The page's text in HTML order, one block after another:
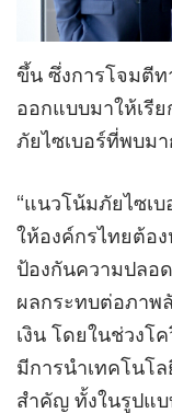
ขึ้น ซึ่งการโจมตีท
ออกแบบมาให้เรี
ภัยไซเบอร์ที่พบม
“แนวโน้มภัยไซเ
ให้องค์กรไทยต้อ
ป้องกันความปลอ
ผลกระทบต่อภาพ
เงิน โดยในช่วงโ
มีการนำเทคโนโ
สำคัญ ทั้งในรูปแ